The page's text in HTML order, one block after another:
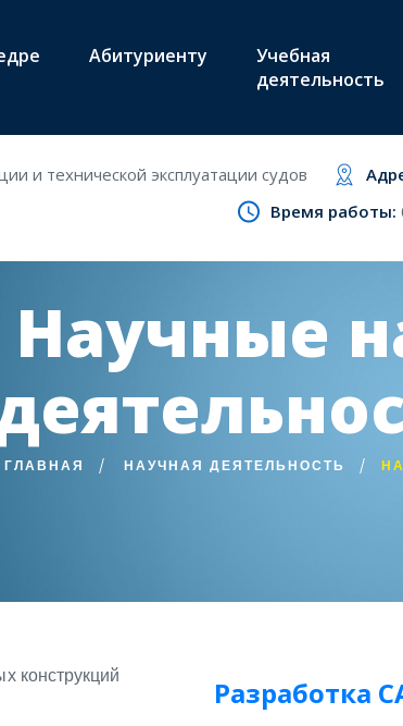
Абитуриенту
Учебная
деятельность
и технической эксплуатации судов
Время работы:
Научные
ГЛАВНАЯ НАУЧНАЯ ДЕЯТЕЛЬНОСТЬ
Разработка